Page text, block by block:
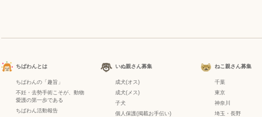
ちばわんとは
ちばわんの「趣旨」
不妊・去勢手術こそが、動物
愛護の第一歩である
ちばわん活動報告
いぬ親さん募集
成犬(オス)
成犬(メス)
子犬
個人保護(掲載お手伝い)
ねこ親さん募集
千葉
東京
神奈川
埼玉・長野